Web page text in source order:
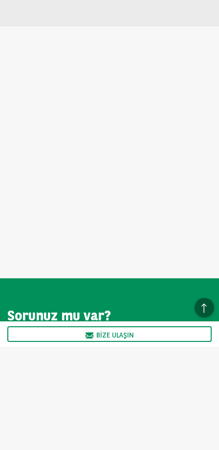
BIZE ULAŞIN
Sorunuz mu var?
Deneyimli satış ekibimiz hafta içi 09:00 - 17:00 arasında